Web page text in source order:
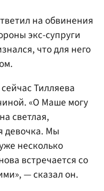
на обвинения
экс-супруги
что для него
Тилляева
«О Маше могу
светлая,
девочка. Мы
несколько
встречается со
— сказал он.